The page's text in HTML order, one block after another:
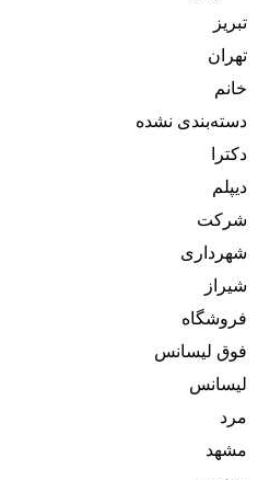
تبریز
تهران
خانم
دسته‌بندی نشده
دکترا
دیپلم
شرکت
شهرداری
شیراز
فروشگاه
فوق لیسانس
لیسانس
مرد
مشهد